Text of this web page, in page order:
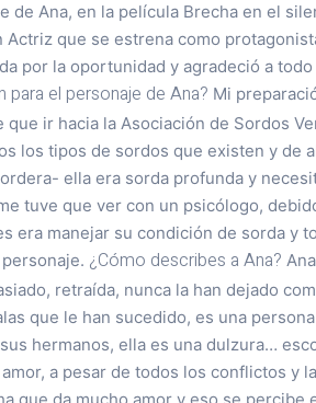
de Ana, en la película Brecha en el
que se estrena como
por la oportunidad y agradeció a
el personaje de Ana? Mi
ir hacia la Asociación de Sordos
los tipos de sordos que existen y de
ella era sorda profunda y
tuve que ver con un psicólogo,
era manejar su condición de sorda y
¿Cómo describes a Ana?
retraída, nunca la han dejado
que le han sucedido, es una
hermanos, ella es una dulzura…
a pesar de todos los conflictos y